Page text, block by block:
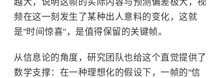
越大，说明这帧的实际内容与预测偏差极大，视
频在这一刻发生了某种出人意料的变化，这就
是"时间惊喜"，是值得保留的关键帧。
从信息论的角度，研究团队也给这个直觉提供了
数学支撑：在一种理想化的假设下，一帧的"信